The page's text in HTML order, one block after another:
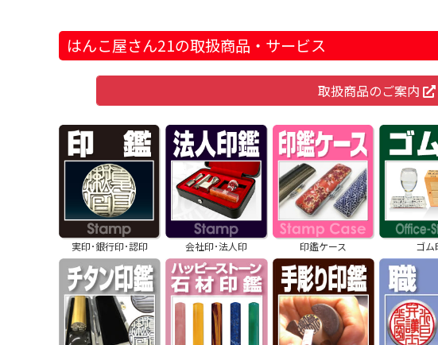
はんこ屋さん21の取扱商品・サービス
取扱商品のご案内
実印･銀行印･認印 会社印･法人印 印鑑ケース ゴム